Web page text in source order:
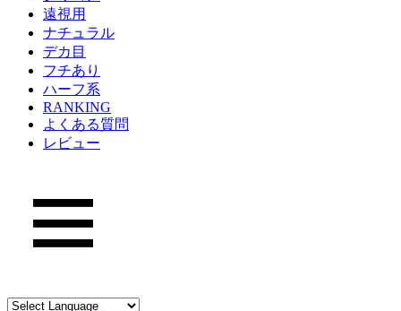
遠視用
ナチュラル
デカ目
フチあり
ハーフ系
RANKING
よくある質問
レビュー